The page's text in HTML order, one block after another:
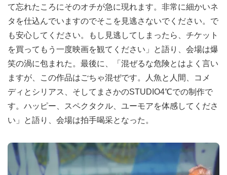
て忘れたころにそのオチが急に現れます。非常に細かいネ
タを仕込んでいますのでそこを見逃さないでください。で
も安心してください。もし見逃してしまったら、チケット
を買ってもう一度映画を観てください」と語り、会場は爆
笑の渦に包まれた。最後に、「混ぜるな危険とはよく言い
ますが、この作品はごちゃ混ぜです。人魚と人間、コメ
ディとシリアス、そしてまさかのSTUDIO4℃での制作で
す。ハッピー、スペクタクル、ユーモアを体感してくださ
い」と語り、会場は拍手喝采となった。